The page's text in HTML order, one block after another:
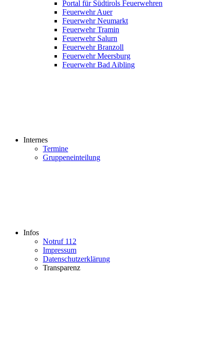
Portal für Südtirols Feuerwehren
Feuerwehr Auer
Feuerwehr Neumarkt
Feuerwehr Tramin
Feuerwehr Salurn
Feuerwehr Branzoll
Feuerwehr Meersburg
Feuerwehr Bad Aibling
Internes
Termine
Gruppeneinteilung
Infos
Notruf 112
Impressum
Datenschutzerklärung
Transparenz